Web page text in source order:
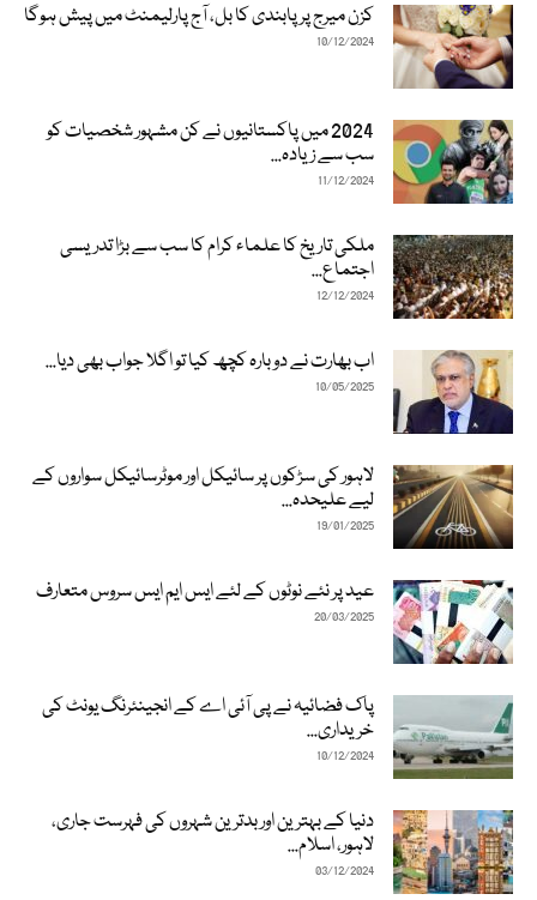
کزن میرج پر پابندی کا بل، آج پارلیمنٹ میں پیش ہوگا
10/12/2024
2024 میں پاکستانیوں نے کن مشہور شخصیات کو
سب سے زیادہ...
11/12/2024
ملکی تاریخ کا علماء کرام کا سب سے بڑا تدریسی
اجتماع...
12/12/2024
اب بھارت نے دوبارہ کچھ کیا تو اگلا جواب بھی دیا...
10/05/2025
لاہور کی سڑکوں پر سائیکل اور موٹرسائیکل سواروں کے
لیے علیحدہ...
19/01/2025
عید پر نئے نوٹوں کے لئے ایس ایم ایس سروس متعارف
20/03/2025
پاک فضائیہ نے پی آئی اے کے انجینئرنگ یونٹ کی
خریداری...
10/12/2024
دنیا کے بہترین اور بدترین شہروں کی فہرست جاری،
لاہور، اسلام...
03/12/2024